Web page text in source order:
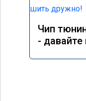
Чип
-